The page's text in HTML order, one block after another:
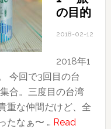
の目的
2018-02-12
2018年1
今回で3回目の台
合。三度目の台湾
重な仲間だけど、全
たなぁ〜 … Read